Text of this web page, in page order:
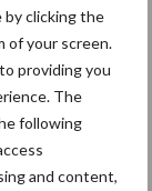
by clicking the
of your screen.
providing you
The
following
and content,
in Polen